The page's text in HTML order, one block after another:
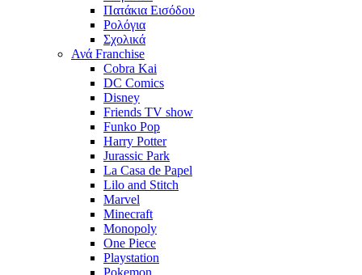
Πατάκια Εισόδου
Ρολόγια
Σχολικά
Ανά Franchise
Cobra Kai
DC Comics
Disney
Friends TV show
Funko Pop
Harry Potter
Jurassic Park
La Casa de Papel
Lilo and Stitch
Marvel
Minecraft
Monopoly
One Piece
Playstation
Pokemon